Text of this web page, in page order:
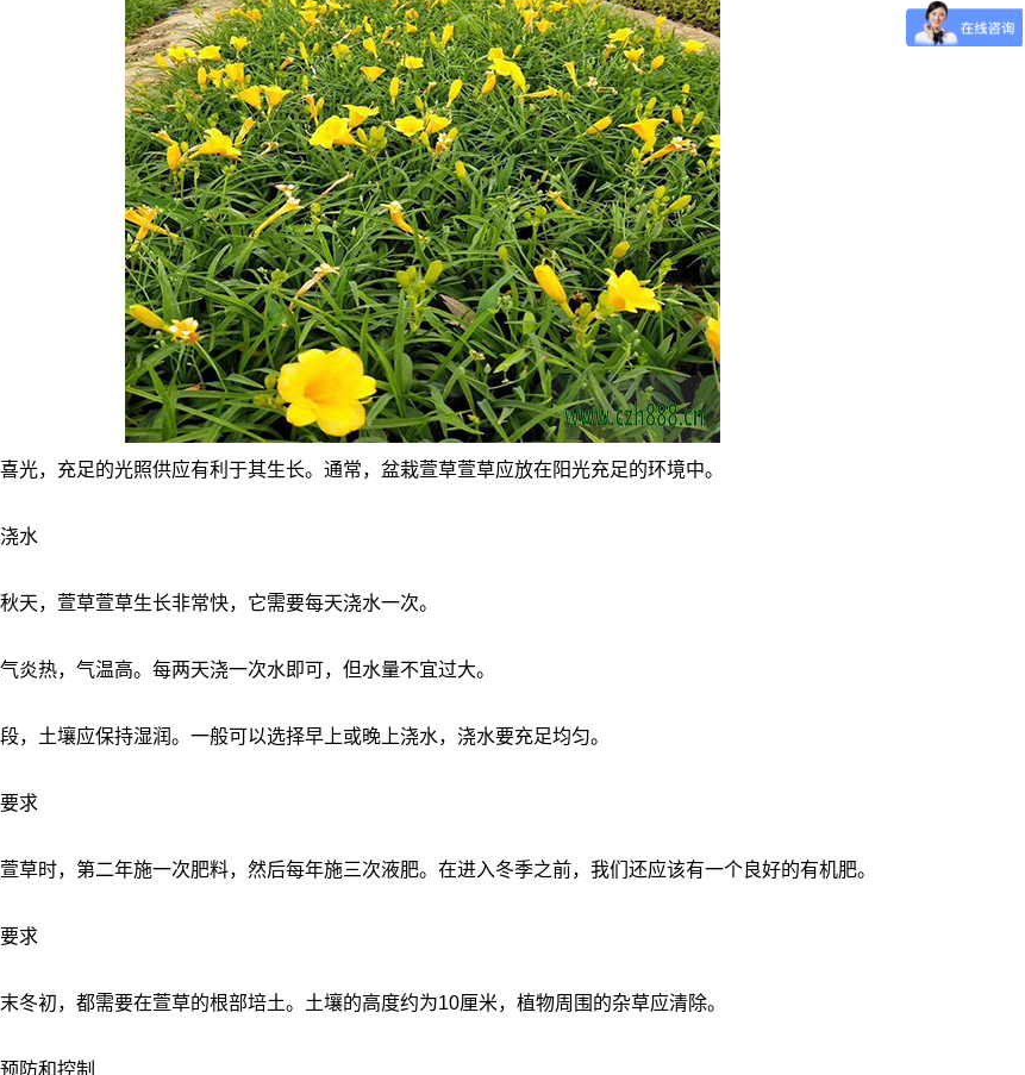
，充足的光照供应有利于其生长。通常，盆栽萱草萱草应放在阳光充足的环境中。
水
，萱草萱草生长非常快，它需要每天浇水一次。
热，气温高。每两天浇一次水即可，但水量不宜过大。
土壤应保持湿润。一般可以选择早上或晚上浇水，浇水要充足均匀。
求
时，第二年施一次肥料，然后每年施三次液肥。在进入冬季之前，我们还应该有一个良好的有机肥。
求
初，都需要在萱草的根部培土。土壤的高度约为10厘米，植物周围的杂草应清除。
和控制